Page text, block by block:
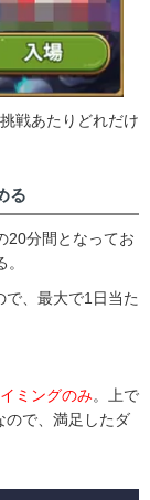
戦あたりどれだけ
る
20分間となってお
、最大で1日当た
ミングのみ。上で
ので、満足したダ